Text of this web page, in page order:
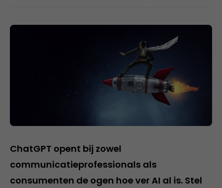
ChatGPT opent bij zowel
communicatieprofessionals als
consumenten de ogen hoe ver AI al is. Stel